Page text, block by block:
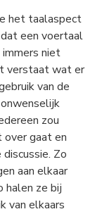
het taalaspect
een voertaal
niet
verstaat wat er
van de
zou
gaat en
Zo
aan elkaar
halen ze bij
van elkaars